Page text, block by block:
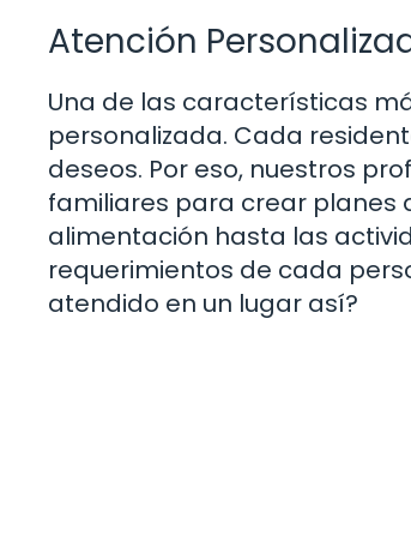
Atención
Una de las características
personalizada. Cada
deseos. Por eso, nuestros
familiares para crear planes
alimentación hasta las
requerimientos de cada
atendido en un lugar así?